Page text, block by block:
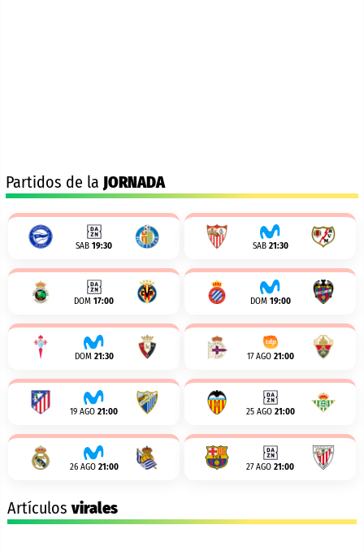
Partidos de la JORNADA
SAB 19:30 SAB 21:30
DOM 17:00 DOM 19:00
DOM 21:30 17 AGO 21:00
19 AGO 21:00 25 AGO 21:00
26 AGO 21:00 27 AGO 21:00
Artículosvirales